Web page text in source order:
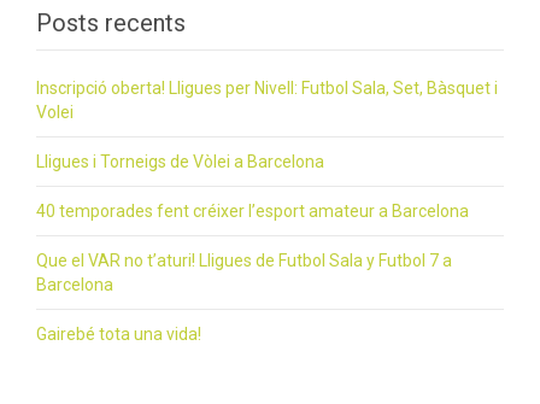
Posts recents
Inscripció oberta! Lligues per Nivell: Futbol Sala, Set, Bàsquet i
Volei
Lligues i Torneigs de Vòlei a Barcelona
40 temporades fent créixer l’esport amateur a Barcelona
Que el VAR no t’aturi! Lligues de Futbol Sala y Futbol 7 a
Barcelona
Gairebé tota una vida!